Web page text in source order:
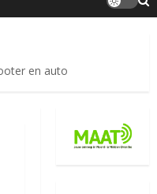
en auto